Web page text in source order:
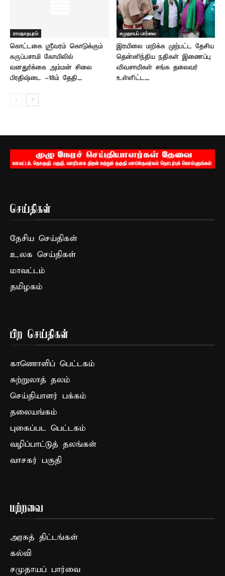
ராமநாதபுரம்
கொட்டகை ஸ்ரீவரம் கொடுக்கும்
கருப்பசாமி கோயிலில்
வனதுர்க்கை அம்மன் சிலை
பிரதிஷ்டை -18ம் தேதி...
சமுதாயப் பார்வை
இரயிலை மறிக்க முற்பட்ட தேசிய
தென்னிந்திய நதிகள் இணைப்பு
விவசாயிகள் சங்க தலைவர்
உள்ளிட்ட...
செய்திகள்
தேசிய செய்திகள்
உலக செய்திகள்
மாவட்டம்
தமிழகம்
பிற செய்திகள்
காணொளிப் பெட்டகம்
சுற்றுலாத் தலம்
செய்தியாளர் பக்கம்
தலையங்கம்
புகைப்பட பெட்டகம்
வழிப்பாட்டுத் தலங்கள்
வாசகர் பகுதி
மற்றவை
அரசுத் திட்டங்கள்
கல்வி
சமுதாயப் பார்வை